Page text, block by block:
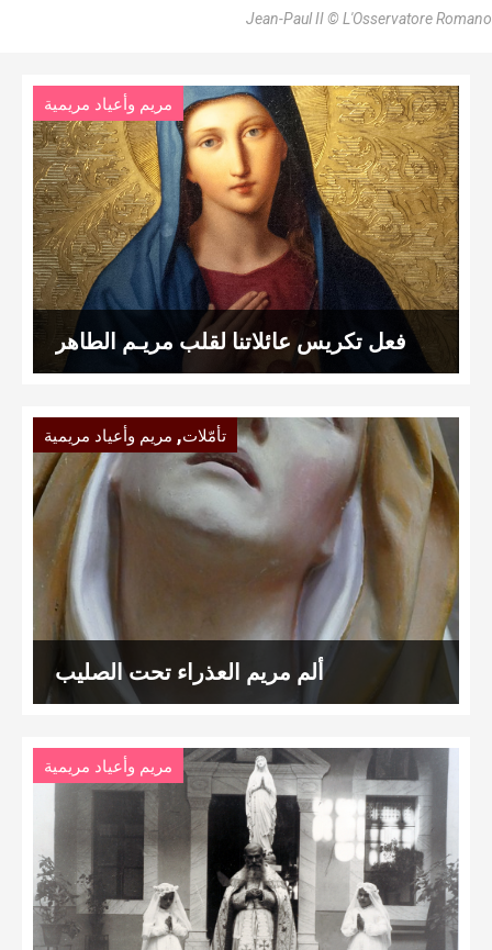
Jean-Paul II © L'Osservatore Romano
مريم وأعياد مريمية
فعل تكريس عائلاتنا لقلب مريـم الطاهر
تأمّلات, مريم وأعياد مريمية
ألم مريم العذراء تحت الصليب
مريم وأعياد مريمية